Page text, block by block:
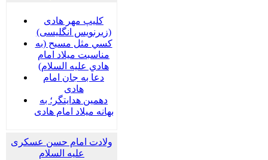
کلیپ مهر هادی
(زیرنویس انگلیسی)
كسي مثل مسيح (به
مناسبت ميلاد امام
هادي عليه السلام)
دعا به جان امام
هادی
دهمین هدایتگر؛ به
بهانه میلاد امام هادی
ولادت امام حسن عسکری
علیه السلام